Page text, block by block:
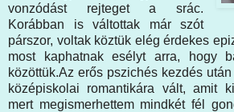
vonzódást rejteget a srác.
Korábban is váltottak már szót
párszor, voltak köztük elég érdekes
most kaphatnak esélyt arra, hogy
közöttük.Az erős pszichés kezdés
középiskolai romantikára vált, amit
mert megismerhettem mindkét fél